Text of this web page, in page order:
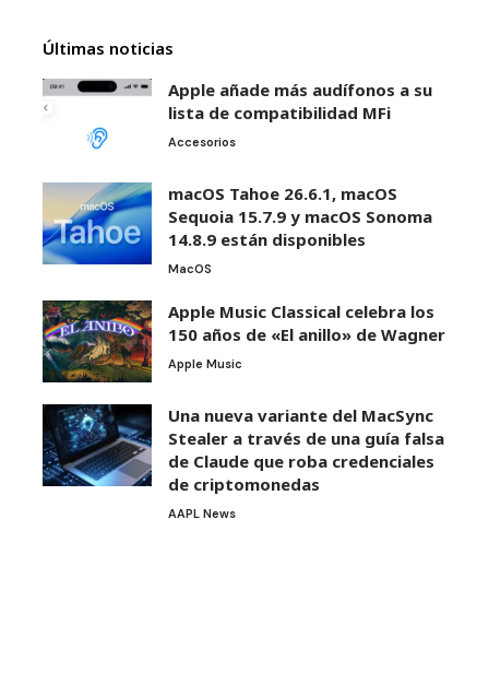
Últimas noticias
Apple añade más audífonos a su
lista de compatibilidad MFi
Accesorios
macOS Tahoe 26.6.1, macOS
Sequoia 15.7.9 y macOS Sonoma
14.8.9 están disponibles
MacOS
Apple Music Classical celebra los
150 años de «El anillo» de Wagner
Apple Music
Una nueva variante del MacSync
Stealer a través de una guía falsa
de Claude que roba credenciales
de criptomonedas
AAPL News